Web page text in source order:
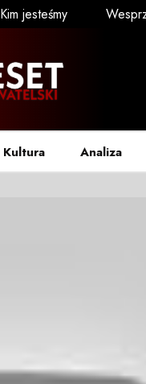
Kim jesteśmy
Kultura Analiza